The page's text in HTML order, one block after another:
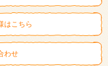
はこちら
わせ